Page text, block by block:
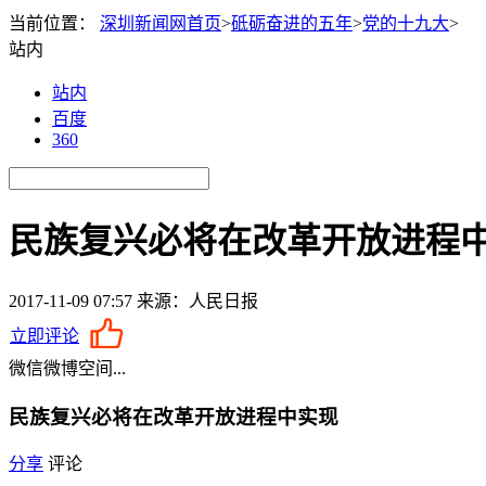
当前位置： 深圳新闻网首页>砥砺奋进的五年>党的十九大>
站内
站内
百度
360
民族复兴必将在改革开放进程
2017-11-09 07:57 来源：人民日报
立即评论
微信微博空间 ...
民族复兴必将在改革开放进程中实现
分享 评论